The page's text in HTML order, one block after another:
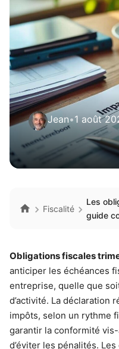
Jean•1 août
Fiscalité
Les
guide
Obligations fiscales
anticiper les échéances
entreprise, quelle que
d’activité. La déclaration
impôts, selon un rythme
garantir la conformité
d’éviter les pénalités.